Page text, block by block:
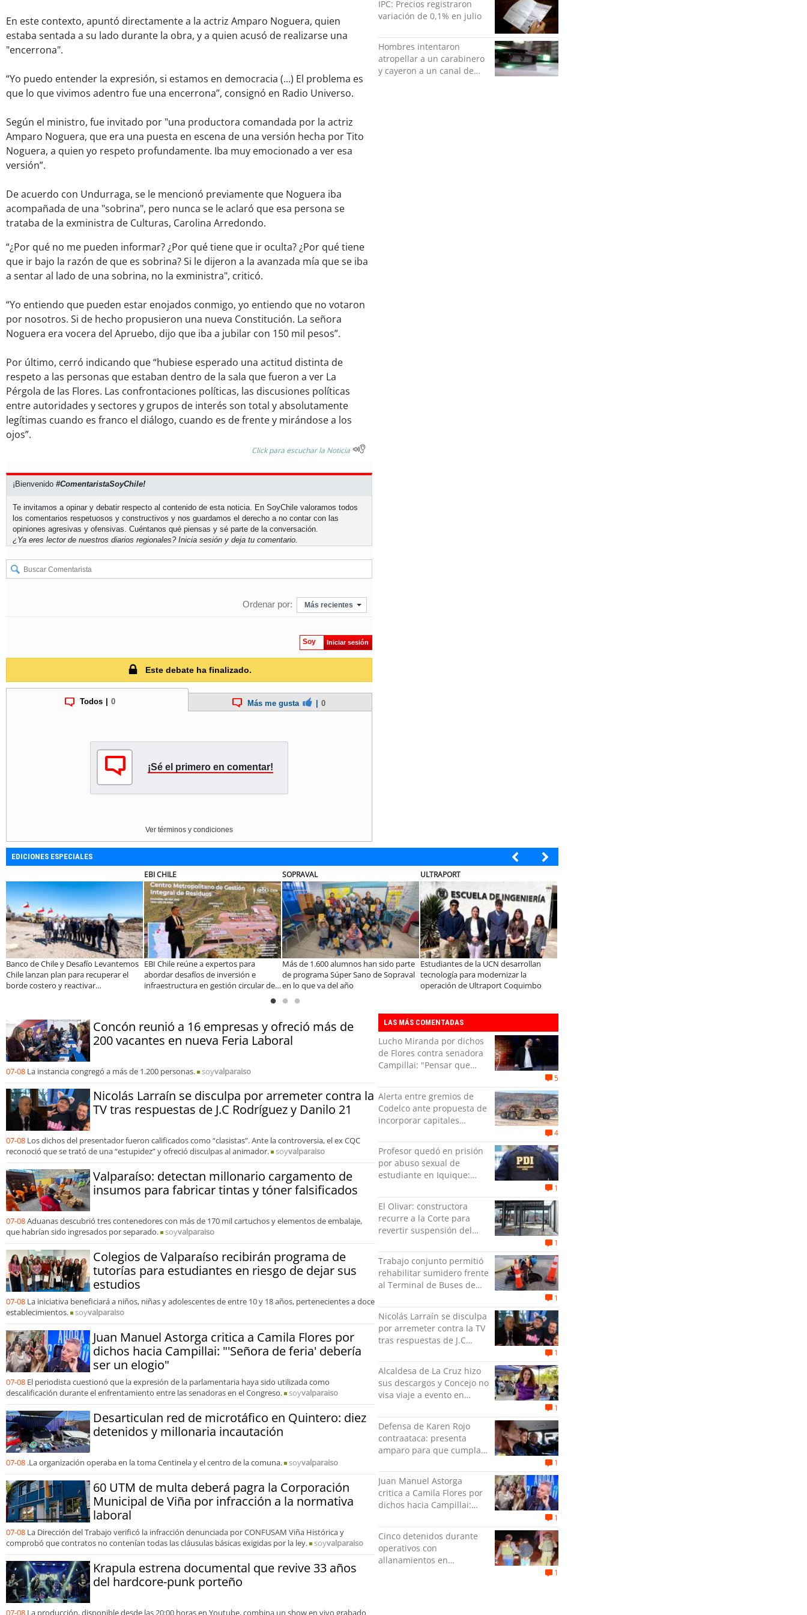
En este contexto, apuntó directamente a la actriz Amparo Noguera, quien
estaba sentada a su lado durante la obra, y a quien acusó de realizarse una
"encerrona".
“Yo puedo entender la expresión, si estamos en democracia (...) El problema es
que lo que vivimos adentro fue una encerrona”, consignó en Radio Universo.
Según el ministro, fue invitado por "una productora comandada por la actriz
Amparo Noguera, que era una puesta en escena de una versión hecha por Tito
Noguera, a quien yo respeto profundamente. Iba muy emocionado a ver esa
versión”.
De acuerdo con Undurraga, se le mencionó previamente que Noguera iba
acompañada de una "sobrina", pero nunca se le aclaró que esa persona se
trataba de la exministra de Culturas, Carolina Arredondo.
“¿Por qué no me pueden informar? ¿Por qué tiene que ir oculta? ¿Por qué tiene
que ir bajo la razón de que es sobrina? Si le dijeron a la avanzada mía que se iba
a sentar al lado de una sobrina, no la exministra", criticó.
“Yo entiendo que pueden estar enojados conmigo, yo entiendo que no votaron
por nosotros. Si de hecho propusieron una nueva Constitución. La señora
Noguera era vocera del Apruebo, dijo que iba a jubilar con 150 mil pesos”.
Por último, cerró indicando que “hubiese esperado una actitud distinta de
respeto a las personas que estaban dentro de la sala que fueron a ver La
Pérgola de las Flores. Las confrontaciones políticas, las discusiones políticas
entre autoridades y sectores y grupos de interés son total y absolutamente
legítimas cuando es franco el diálogo, cuando es de frente y mirándose a los
ojos”.
Click para escuchar la Noticia
¡Bienvenido #ComentaristaSoyChile!
Te invitamos a opinar y debatir respecto al contenido de esta noticia. En SoyChile valoramos todos
los comentarios respetuosos y constructivos y nos guardamos el derecho a no contar con las
opiniones agresivas y ofensivas. Cuéntanos qué piensas y sé parte de la conversación.
¿Ya eres lector de nuestros diarios regionales? Inicia sesión y deja tu comentario.
Ordenar por: Más recientes
Soy Iniciar sesión
Este debate ha finalizado.
Todos 0 Más me gusta 0
¡Sé el primero en comentar!
Ver términos y condiciones
IPC: Precios registraron
variación de 0,1% en julio
Hombres intentaron
atropellar a un carabinero
y cayeron a un canal de
EDICIONES ESPECIALES
Banco de Chile y Desafío Levantemos
Chile lanzan plan para recuperar el
borde costero y reactivar
EBI CHILE
EBI Chile reúne a expertos para
abordar desafíos de inversión e
infraestructura en gestión circular de
SOPRAVAL
Más de 1.600 alumnos han sido parte
de programa Súper Sano de Sopraval
en lo que va del año
ULTRAPORT
Estudiantes de la UCN desarrollan
tecnología para modernizar la
operación de Ultraport Coquimbo
Concón reunió a 16 empresas y ofreció más de
200 vacantes en nueva Feria Laboral
07-08 La instancia congregó a más de 1.200 personas. soyvalparaiso
Nicolás Larraín se disculpa por arremeter contra la
TV tras respuestas de J.C Rodríguez y Danilo 21
07-08 Los dichos del presentador fueron calificados como “clasistas”. Ante la controversia, el ex CQC
reconoció que se trató de una “estupidez” y ofreció disculpas al animador.
soyvalparaiso
Valparaíso: detectan millonario cargamento de
insumos para fabricar tintas y tóner falsificados
07-08Aduanas descubrió tres contenedores con más de 170 mil cartuchos y elementos de embalaje,
que habrían sido ingresados por separado.
soyvalparaiso
Colegios de Valparaíso recibirán programa de
tutorías para estudiantes en riesgo de dejar sus
estudios
07-08 La iniciativa beneficiará a niños, niñas y adolescentes de entre 10 y 18 años, pertenecientes a doce
establecimientos.
soyvalparaiso
Juan Manuel Astorga critica a Camila Flores por
dichos hacia Campillai: "'Señora de feria' debería
ser un elogio"
07-08 El periodista cuestionó que la expresión de la parlamentaria haya sido utilizada como
descalificación durante el enfrentamiento entre las senadoras en el Congreso.
soyvalparaiso
Desarticulan red de microtáfico en Quintero: diez
detenidos y millonaria incautación
07-08 .La organización operaba en la toma Centinela y el centro de la comuna. soyvalparaiso
60 UTM de multa deberá pagra la Corporación
Municipal de Viña por infracción a la normativa
laboral
07-08 La Dirección del Trabajo verificó la infracción denunciada por CONFUSAM Viña Histórica y
comprobó que contratos no contenían todas las cláusulas básicas exigidas por la ley.
soyvalparaiso
Krapula estrena documental que revive 33 años
del hardcore-punk porteño
07-08 La producción, disponible desde las 20:00 horas en Youtube, combina un show en vivo grabado
LAS MÁS COMENTADAS
Lucho Miranda por dichos
de Flores contra senadora
Campillai: "Pensar que
es una forma de quitar
dignidad"
5
Alerta entre gremios de
Codelco ante propuesta de
incorporar capitales
4
Profesor quedó en prisión
por abuso sexual de
estudiante en Iquique:
1
El Olivar: constructora
recurre a la Corte para
revertir suspensión del
1
Trabajo conjunto permitió
rehabilitar sumidero frente
al Terminal de Buses de
1
Nicolás Larraín se disculpa
por arremeter contra la TV
tras respuestas de J.C
1
Alcaldesa de La Cruz hizo
sus descargos y Concejo no
visa viaje a evento en
grabación con abuso
sexual infantil
1
Defensa de Karen Rojo
contraataca: presenta
amparo para que cumpla
libertad
1
Juan Manuel Astorga
critica a Camila Flores por
dichos hacia Campillai:
ser un elogio"
1
Cinco detenidos durante
operativos con
allanamientos en
1